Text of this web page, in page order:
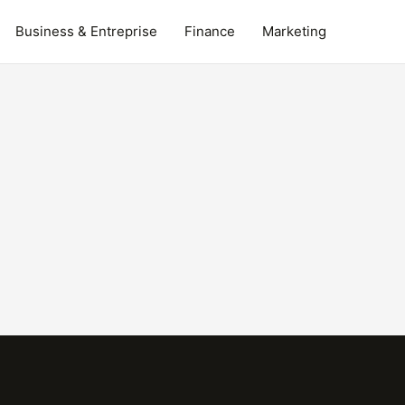
Business & Entreprise Finance Marketing